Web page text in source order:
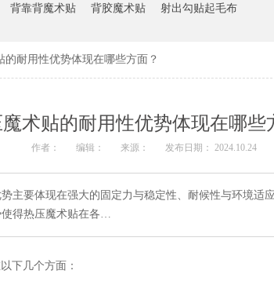
背靠背魔术贴 背胶魔术贴 射出勾贴起毛布
的耐用性优势体现在哪些方面？
术贴的耐用性优势体现在哪些
作者： 编辑： 来源： 发布日期： 2024.10.24
主要体现在强大的固定力与稳定性、耐候性与环境适
得热压魔术贴在各…
下几个方面：